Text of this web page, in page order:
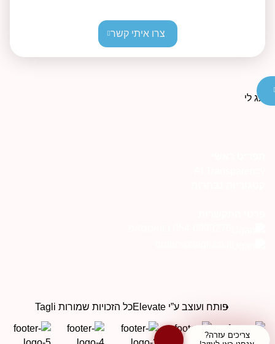
צרו איתי קשר
פותח ועוצב ע”י Elevate כל הזכויות שמורות Tagli
צריכים עזרה?
אנחנו כאן לעזור!